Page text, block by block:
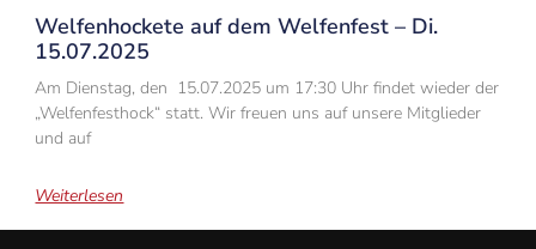
Welfenhockete auf dem Welfenfest – Di.
15.07.2025
Am Dienstag, den 15.07.2025 um 17:30 Uhr findet wieder der
„Welfenfesthock“ statt. Wir freuen uns auf unsere Mitglieder
und auf
Weiterlesen